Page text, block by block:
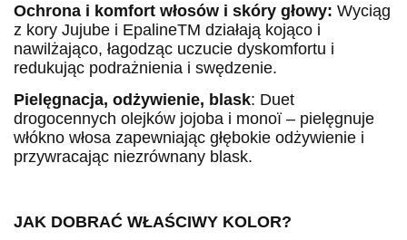
Ochrona i komfort włosów i skóry głowy: Wyciąg
z kory Jujube i EpalineTM działają kojąco i
nawilżająco, łagodząc uczucie dyskomfortu i
redukując podrażnienia i swędzenie.
Pielęgnacja, odżywienie, blask: Duet
drogocennych olejków jojoba i monoï – pielęgnuje
włókno włosa zapewniając głębokie odżywienie i
przywracając niezrównany blask.
JAK DOBRAĆ WŁAŚCIWY KOLOR?